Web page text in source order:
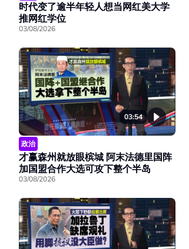
时代变了逾半年轻人想当网红美大学
推网红学位
03/08/2026
03:54
政治
才赢森州就放眼槟城 阿末法德里国阵
加国盟合作大选可攻下整个半岛
03/08/2026